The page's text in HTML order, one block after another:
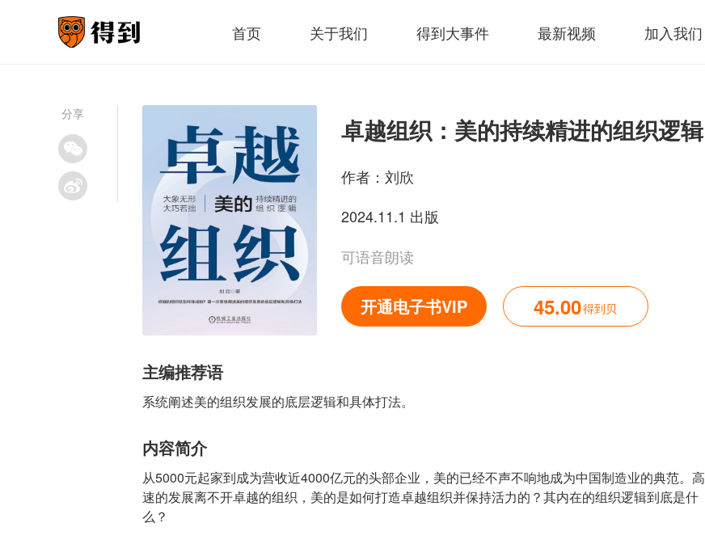
首页 关于我们 得到大事件 最新视频 加入我们
分享
卓越组织：美的持续精进的组织逻辑
作者： 刘欣
2024.11.1 出版
可语音朗读
开通电子书VIP 45.00得到贝
主编推荐语
系统阐述美的组织发展的底层逻辑和具体打法。
内容简介
从5000元起家到成为营收近4000亿元的头部企业，美的已经不声不响地成为中国制造业的典范。高
速的发展离不开卓越的组织，美的是如何打造卓越组织并保持活力的？其内在的组织逻辑到底是什
么？